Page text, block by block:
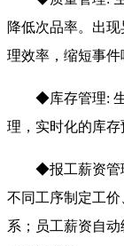
降低次品率。出
理效率，缩短事件
◆库存管理:
理，实时化的库存
◆报工薪资管
不同工序制定工
系；员工薪资自